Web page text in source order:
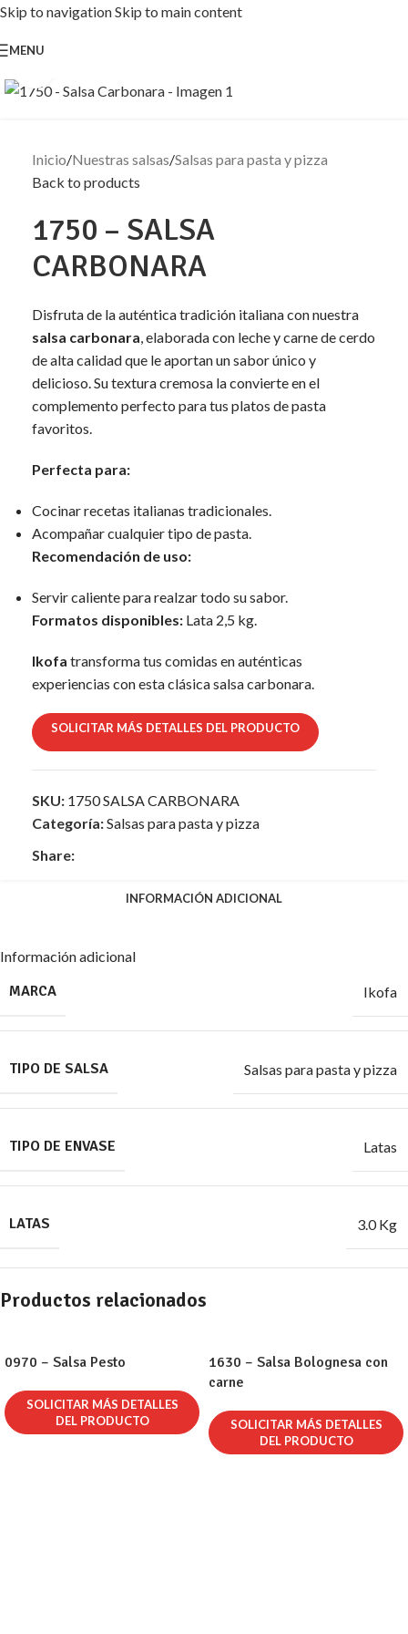
Skip to navigationSkip to main content
MENU
Inicio/Nuestras salsas/Salsas para pasta y pizza
Back to products
1750 – SALSA
CARBONARA
Disfruta de la auténtica tradición italiana con nuestra
salsa carbonara, elaborada con leche y carne de cerdo
de alta calidad que le aportan un sabor único y
delicioso. Su textura cremosa la convierte en el
complemento perfecto para tus platos de pasta
favoritos.
Perfecta para:
Cocinar recetas italianas tradicionales.
Acompañar cualquier tipo de pasta.
Recomendación de uso:
Servir caliente para realzar todo su sabor.
Formatos disponibles: Lata 2,5 kg.
Ikofa transforma tus comidas en auténticas
experiencias con esta clásica salsa carbonara.
SOLICITAR MÁS DETALLES DEL PRODUCTO
SKU: 1750 SALSA CARBONARA
Categoría:Salsas para pasta y pizza
Share:
INFORMACIÓN ADICIONAL
Información adicional
MARCA Ikofa
TIPO DE SALSA Salsas para pasta y pizza
TIPO DE ENVASE Latas
LATAS 3.0 Kg
Productos relacionados
0970 – Salsa Pesto
SOLICITAR MÁS DETALLES
DEL PRODUCTO
1630 – Salsa Bolognesa con
carne
SOLICITAR MÁS DETALLES
DEL PRODUCTO